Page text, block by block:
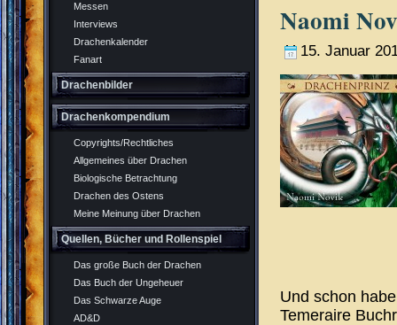
Messen
Interviews
Drachenkalender
Fanart
Drachenbilder
Drachenkompendium
Copyrights/Rechtliches
Allgemeines über Drachen
Biologische Betrachtung
Drachen des Ostens
Meine Meinung über Drachen
Quellen, Bücher und Rollenspiel
Das große Buch der Drachen
Das Buch der Ungeheuer
Das Schwarze Auge
AD&D
Naomi
15. Januar
Und schon
Temeraire